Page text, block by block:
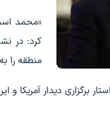
«محمد
کرد: در
منطقه را
دیدار آمریکا و